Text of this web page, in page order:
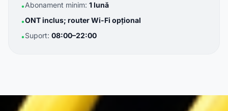
•Abonament minim: 1 lună
•ONT inclus; router Wi-Fi opțional
•Suport: 08:00–22:00